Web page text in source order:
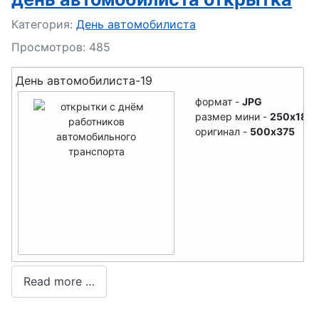
кораблестр
оителя
День пива
День
изобретате
а
Подробности
Категория: День автомобилиста
Просмотров: 485
День автомобилиста-19
формат - JPG
размер мини - 250x188
оригинал - 500x375
Read more …